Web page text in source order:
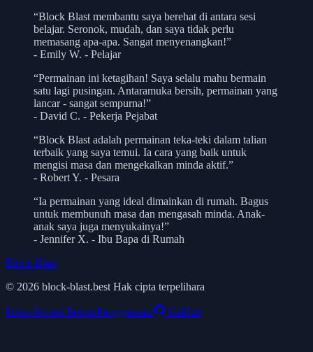
“Block Blast membantu saya berehat di antara sesi
belajar. Seronok, mudah, dan saya tidak perlu
memasang apa-apa. Sangat menyenangkan!”
- Emily W. - Pelajar
“Permainan ini ketagihan! Saya selalu mahu bermain
satu lagi pusingan. Antaramuka bersih, permainan yang
lancar - sangat sempurna!”
- David C. - Pekerja Pejabat
“Block Blast adalah permainan teka-teki dalam talian
terbaik yang saya temui. Ia cara yang baik untuk
mengisi masa dan mengekalkan minda aktif.”
- Robert Y. - Pesara
“Ia permainan yang ideal dimainkan di rumah. Bagus
untuk membunuh masa dan mengasah minda. Anak-
anak saya juga menyukainya!”
- Jennifer X. - Ibu Bapa di Rumah
Block Blast
© 2026 block-blast.best Hak cipta terpelihara
Polisi Privasi Terma Penggunaan GitHub